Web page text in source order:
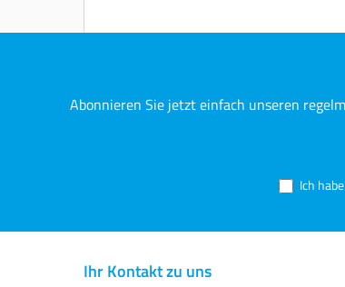
Abonnieren Sie jetzt einfach unseren
Ich
Ihr Kontakt zu uns